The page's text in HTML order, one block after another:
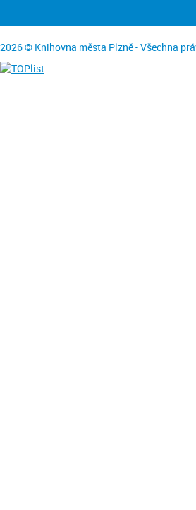
2026 © Knihovna města Plzně - Všechna